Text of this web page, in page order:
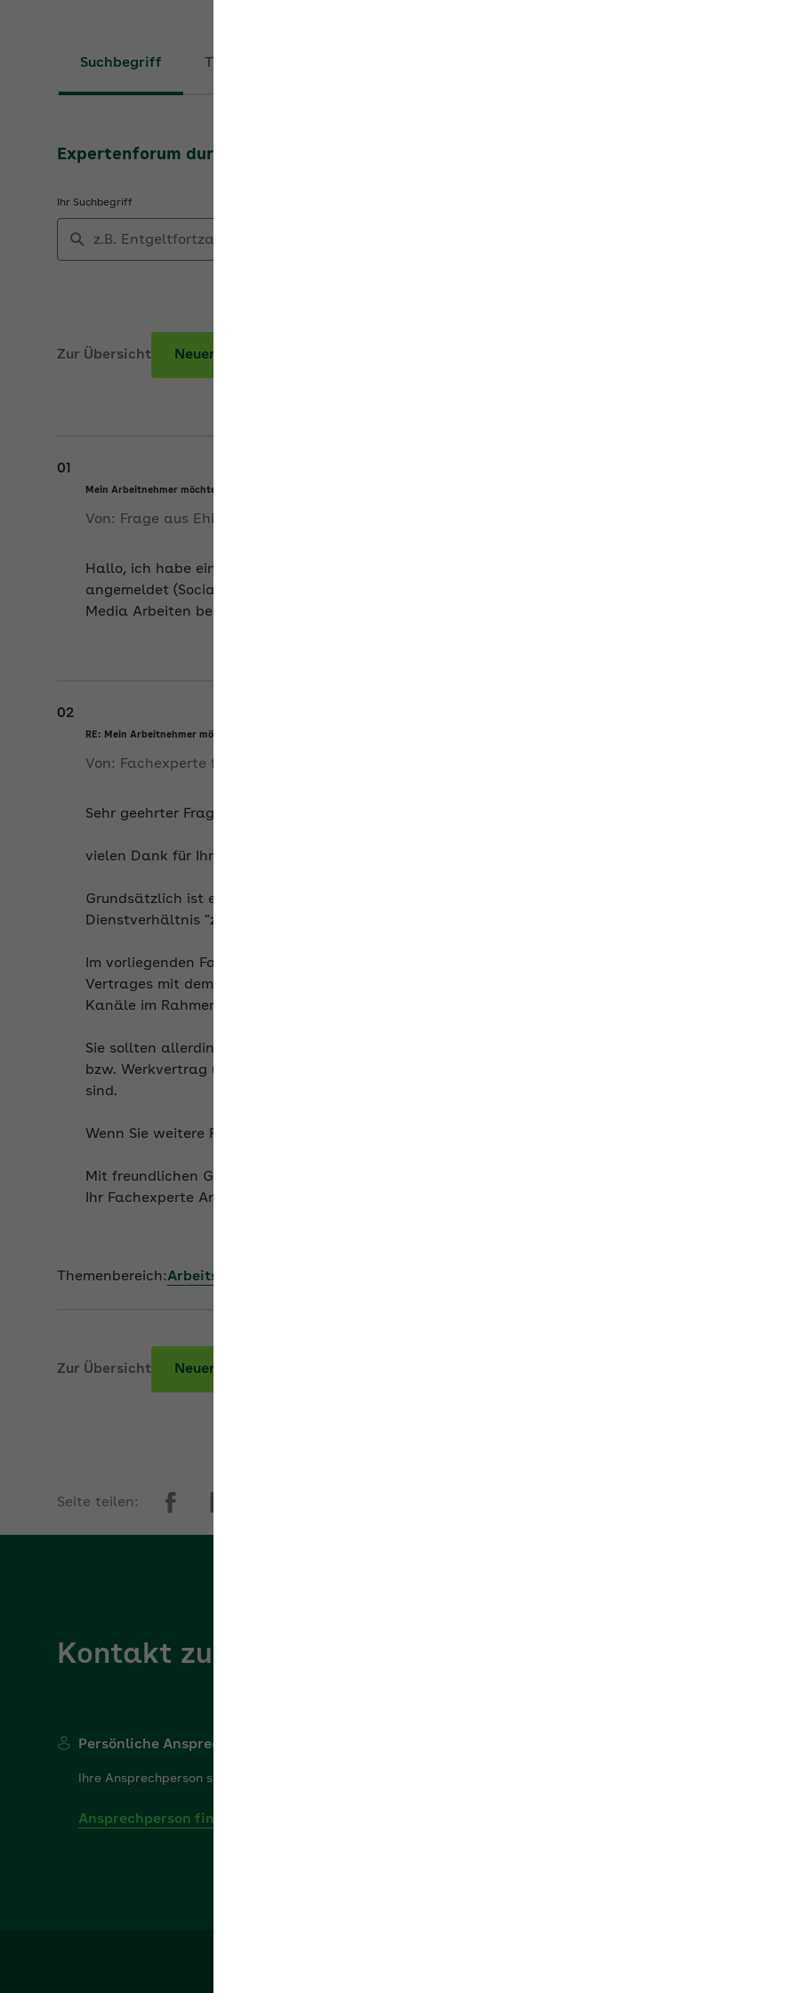
Suchbegriff Thema
Expertenforum durchsuchen
Ihr Suchbegriff
Zur Übersicht Neuer Beitrag
01
Mein Arbeitnehmer möchte im Rahmen von seinem Nebengewerbe in meinem Betrieb arbeiten
Von: Frage aus Ehingen
Hallo, ich habe eine Gaststätte. Mein Arbeitnehmer (Servicekeraft) ist in Teilzeit angestellt. Er hat ein
angemeldet (Social Media) - jetzt möchte er außerhalb von seiner Arbeitszeit bei mir - Werbefilme und
Media Arbeiten bei mir ausführen. Ist dies für ihn auf eigene Rechnung möglich?
02
RE: Mein Arbeitnehmer möchte im Rahmen von seinem Nebengewerbe in meinem Betrieb arbeiten
Von: Fachexperte für Arbeitsrecht
Sehr geehrter Fragesteller,
vielen Dank für Ihre Frage.
Grundsätzlich ist es problematisch, die Tätigkeiten aus einem Arbeitsverhältnis aufzugliedern und in
Dienstverhältnis "zu überführen".
Im vorliegenden Fall sind aber die Tätigkeiten derart unterschiedlich, dass m.E. der Abschluss eines
Vertrages mit dem Mitarbeiter über die Erstellung von Werbevideos oder die Content-Erstellung für die
Kanäle im Rahmen eines freien Dienstvertrages oder Werkvertrages möglich ist.
Sie sollten allerdings prüfen, ob der Arbeitsvertrag tatsächlich die Tätigkeit als Servicekraft vorsieht
bzw. Werkvertrag über die Werbeleistungen klarstellen, dass die Tätigkeiten außerhalb der Arbeitszeit
sind.
Wenn Sie weitere Fragen haben, stehen wir gern zur Verfügung.
Mit freundlichen Grüßen
Ihr Fachexperte Arbeitsrecht
Themenbereich:Arbeitsrecht
Zur Übersicht Neuer Beitrag
Seite teilen:
Kontakt zur AOK
Persönliche Ansprechperson
Ihre Ansprechperson steht Ihnen gerne für Ihre Fragen zur Verfügung.
Ansprechperson finden
Melden Sie uns